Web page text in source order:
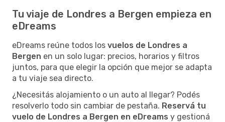
Tu viaje de Londres a Bergen empieza en
eDreams
eDreams reúne todos los vuelos de Londres a
Bergen en un solo lugar: precios, horarios y filtros
juntos, para que elegir la opción que mejor se adapta
a tu viaje sea directo.
¿Necesitás alojamiento o un auto al llegar? Podés
resolverlo todo sin cambiar de pestaña. Reservá tu
vuelo de Londres a Bergen en eDreams y gestioná